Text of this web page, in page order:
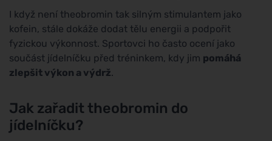
I když není theobromin tak silným stimulantem jako
kofein, stále dokáže dodat tělu energii a podpořit
fyzickou výkonnost. Sportovci ho často ocení jako
součást jídelníčku před tréninkem, kdy jim pomáhá
zlepšit výkon a výdrž.
Jak zařadit theobromin do
jídelníčku?